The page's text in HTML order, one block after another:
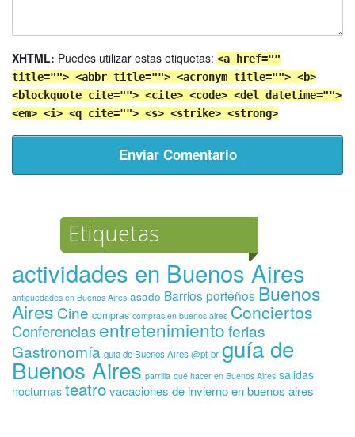
XHTML: Puedes utilizar estas etiquetas: <a href=""
title=""> <abbr title=""> <acronym title=""> <b>
<blockquote cite=""> <cite> <code> <del datetime="">
<em> <i> <q cite=""> <s> <strike> <strong>
Etiquetas
actividades en Buenos Aires
antigüedades en Buenos Aires asado Barrios porteños Buenos
Aires Cine compras compras en buenos aires Conciertos
Conferenciasentretenimientoferias
Gastronomía guia de Buenos Aires @pt-br guía de
Buenos Aires parrilla qué hacer en Buenos Aires salidas
nocturnas teatrovacaciones de invierno en buenos aires